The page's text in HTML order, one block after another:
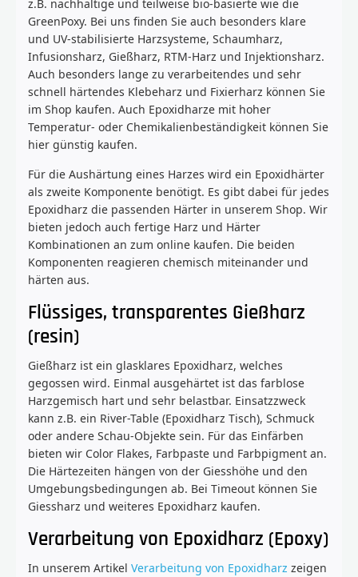
z.B. nachhaltige und teilweise bio-basierte wie die
GreenPoxy. Bei uns finden Sie auch besonders klare
und UV-stabilisierte Harzsysteme, Schaumharz,
Infusionsharz, Gießharz, RTM-Harz und Injektionsharz.
Auch besonders lange zu verarbeitendes und sehr
schnell härtendes Klebeharz und Fixierharz können Sie
im Shop kaufen. Auch Epoxidharze mit hoher
Temperatur- oder Chemikalienbeständigkeit können Sie
hier günstig kaufen.
Für die Aushärtung eines Harzes wird ein Epoxidhärter
als zweite Komponente benötigt. Es gibt dabei für jedes
Epoxidharz die passenden Härter in unserem Shop. Wir
bieten jedoch auch fertige Harz und Härter
Kombinationen an zum online kaufen. Die beiden
Komponenten reagieren chemisch miteinander und
härten aus.
Flüssiges, transparentes Gießharz
(resin)
Gießharz ist ein glasklares Epoxidharz, welches
gegossen wird. Einmal ausgehärtet ist das farblose
Harzgemisch hart und sehr belastbar. Einsatzzweck
kann z.B. ein River-Table (Epoxidharz Tisch), Schmuck
oder andere Schau-Objekte sein. Für das Einfärben
bieten wir Color Flakes, Farbpaste und Farbpigment an.
Die Härtezeiten hängen von der Giesshöhe und den
Umgebungsbedingungen ab. Bei Timeout können Sie
Giessharz und weiteres Epoxidharz kaufen.
Verarbeitung von Epoxidharz (Epoxy)
In unserem Artikel Verarbeitung von Epoxidharz zeigen